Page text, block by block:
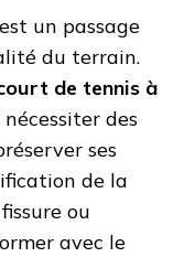
un passage
du terrain.
de tennis à
des
ses
de la
ou
avec le